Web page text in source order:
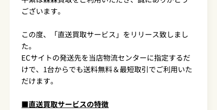
ございます。
この度、「直送買取サービス」をリリース致しまし
た。
ECサイトの発送先を当店物流センターに指定するだ
けで、1台からでも送料無料＆最短取引でご利用いた
だけます。
■直送買取サービスの特徴